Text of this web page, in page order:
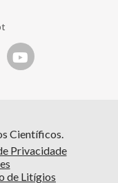
Científicos.
Privacidade
de Litígios